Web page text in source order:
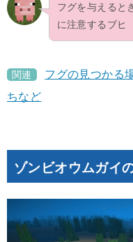
フグを与えると
に注意するブヒ
関連
フグの見つかる
ちなど
ゾンビオウムガイ